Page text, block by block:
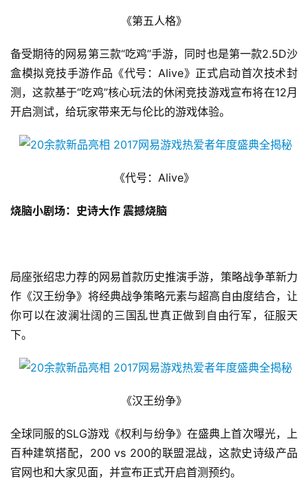
首
页
游
原
戏
业
界
《第五人格》
备受期待的网易第三款“吃鸡”手游，同时也是第一款2.5D沙
盒模拟竞技手游作品《代号：Alive》正式启动首次技术封
测，这款基于“吃鸡”核心玩法的休闲竞技游戏宣布将在12月
开启测试，给玩家带来无与伦比的游戏体验。
《代号：Alive》
烧脑小剧场：史诗大作 震撼烧脑
局座张绍忠力荐的网易首款历史推演手游，策略战争革新力
作《汉王纷争》将经典战争策略元素与超高自由度结合，让
你可以在波澜壮阔的三国乱世真正做到自由行军，征服天
下。
《汉王纷争》
全球同服的SLG游戏《权利与纷争》在盛典上首次曝光，上
百种建筑搭配，200 vs 200的联盟混战，这款史诗级产品
官网也和大家见面，并宣布正式开启首测预约。